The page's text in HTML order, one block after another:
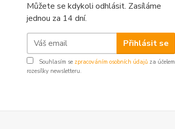
Můžete se kdykoli odhlásit. Zasíláme
jednou za 14 dní.
Přihlásit se
Souhlasím se zpracováním osobních údajů za účelem
rozesílky newsletteru.